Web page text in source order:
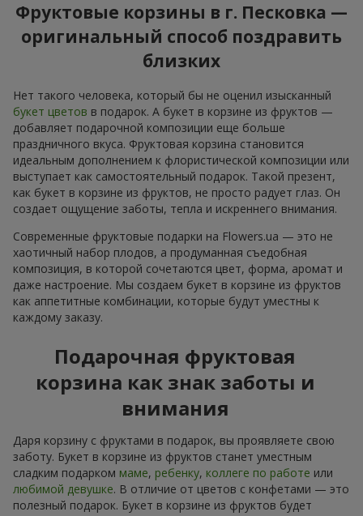
Фруктовые корзины в г. Песковка —
оригинальный способ поздравить
близких
Нет такого человека, который бы не оценил изысканный
букет цветов в подарок. А букет в корзине из фруктов —
добавляет подарочной композиции еще больше
праздничного вкуса. Фруктовая корзина становится
идеальным дополнением к флористической композиции или
выступает как самостоятельный подарок. Такой презент,
как букет в корзине из фруктов, не просто радует глаз. Он
создает ощущение заботы, тепла и искреннего внимания.
Современные фруктовые подарки на Flowers.ua — это не
хаотичный набор плодов, а продуманная съедобная
композиция, в которой сочетаются цвет, форма, аромат и
даже настроение. Мы создаем букет в корзине из фруктов
как аппетитные комбинации, которые будут уместны к
каждому заказу.
Подарочная фруктовая
корзина как знак заботы и
внимания
Даря корзину с фруктами в подарок, вы проявляете свою
заботу. Букет в корзине из фруктов станет уместным
сладким подарком маме, ребенку, коллеге по работе или
любимой девушке. В отличие от цветов с конфетами — это
полезный подарок. Букет в корзине из фруктов будет